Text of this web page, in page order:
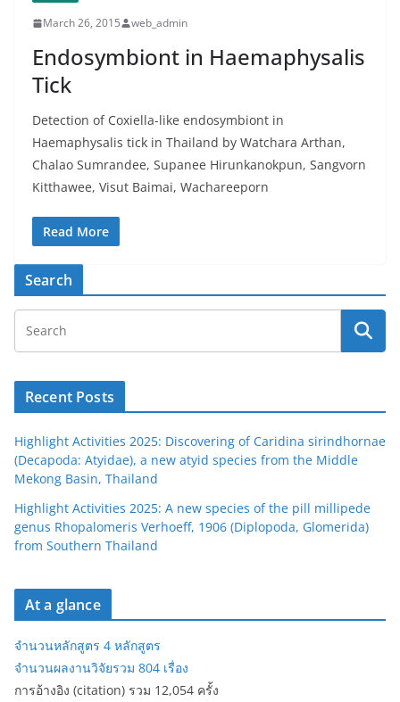
March 26, 2015 web_admin
Endosymbiont in Haemaphysalis
Tick
Detection of Coxiella-like endosymbiont in
Haemaphysalis tick in Thailand by Watchara Arthan,
Chalao Sumrandee, Supanee Hirunkanokpun, Sangvorn
Kitthawee, Visut Baimai, Wachareeporn
Read More
Search
Recent Posts
Highlight Activities 2025: Discovering of Caridina sirindhornae
(Decapoda: Atyidae), a new atyid species from the Middle
Mekong Basin, Thailand
Highlight Activities 2025: A new species of the pill millipede
genus Rhopalomeris Verhoeff, 1906 (Diplopoda, Glomerida)
from Southern Thailand
At a glance
จำนวนหลักสูตร 4 หลักสูตร
จำนวนผลงานวิจัยรวม 804 เรื่อง
การอ้างอิง (citation) รวม 12,054 ครั้ง